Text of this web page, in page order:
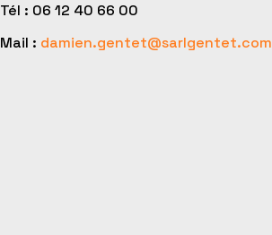
Tél : 06 12 40 66 00
Mail : damien.gentet@sarlgentet.com